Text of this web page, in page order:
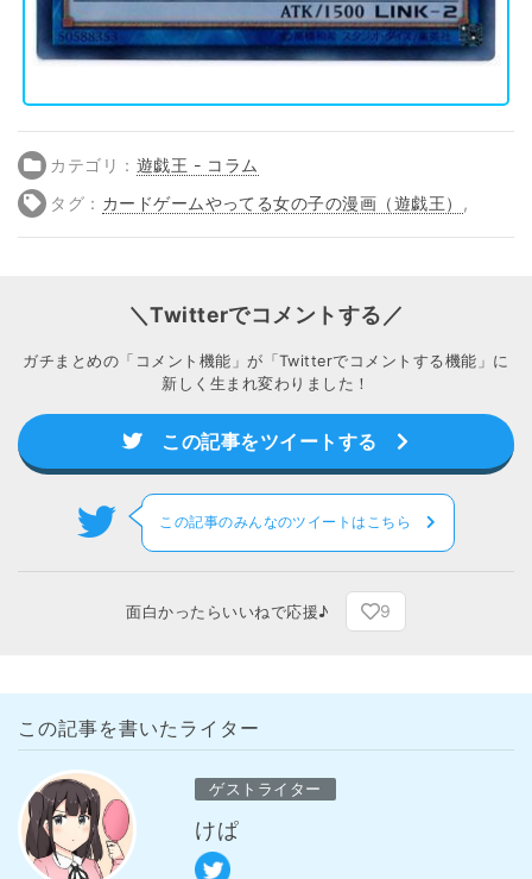
カテゴリ： 遊戯王 - コラム
タグ： カードゲームやってる女の子の漫画（遊戯王） ,
＼Twitterでコメントする／
ガチまとめの「コメント機能」が「Twitterでコメントする機能」に
新しく生まれ変わりました！
この記事をツイートする
この記事のみんなのツイートはこちら
面白かったらいいねで応援♪ 9
この記事を書いたライター
ゲストライター
けぱ